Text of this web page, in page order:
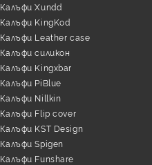
Калъфи Xundd
Калъфи KingKod
Калъфи Leather case
Калъфи силикон
Калъфи Kingxbar
Калъфи PiBlue
Калъфи Nillkin
Калъфи Flip cover
Калъфи KST Design
Калъфи Spigen
Калъфи Funshare